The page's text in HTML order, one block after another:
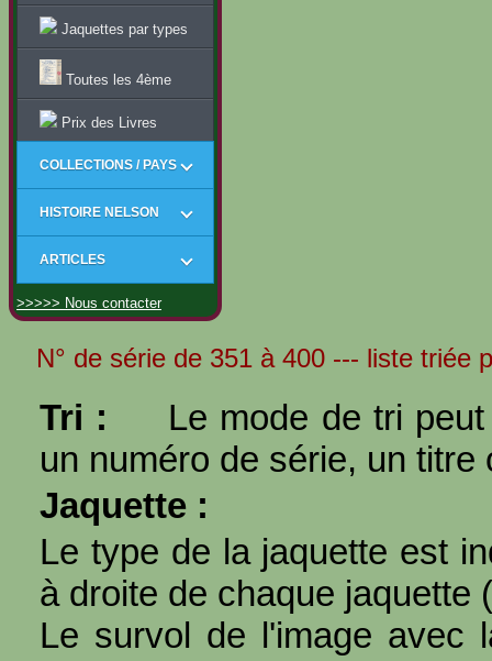
Jaquettes par types
Toutes les 4ème
Prix des Livres
COLLECTIONS / PAYS
HISTOIRE NELSON
ARTICLES
>>>>> Nous contacter
N° de série de 351 à 400 --- liste triée
Tri :
Le mode de tri
un numéro de série, un titre
Jaquette :
Le type de la jaquette est
à droite de chaque jaquette (
Le survol de l'image avec